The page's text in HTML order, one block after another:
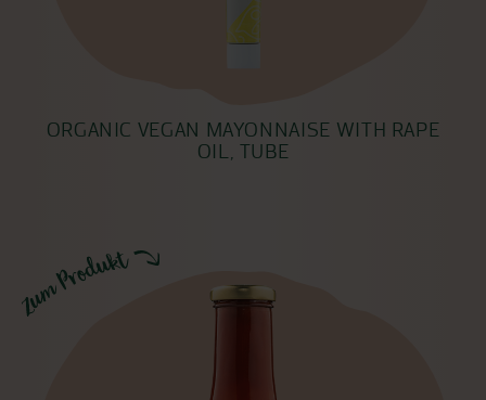
ORGANIC VEGAN MAYONNAISE WITH RAPE
OIL, TUBE